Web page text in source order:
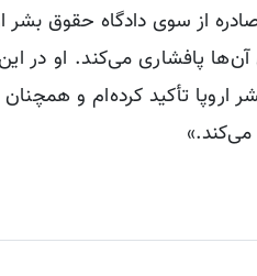
پافشاری می‌کند. او در
اروپا تأکید کرده‌ام و
می‌کند.»